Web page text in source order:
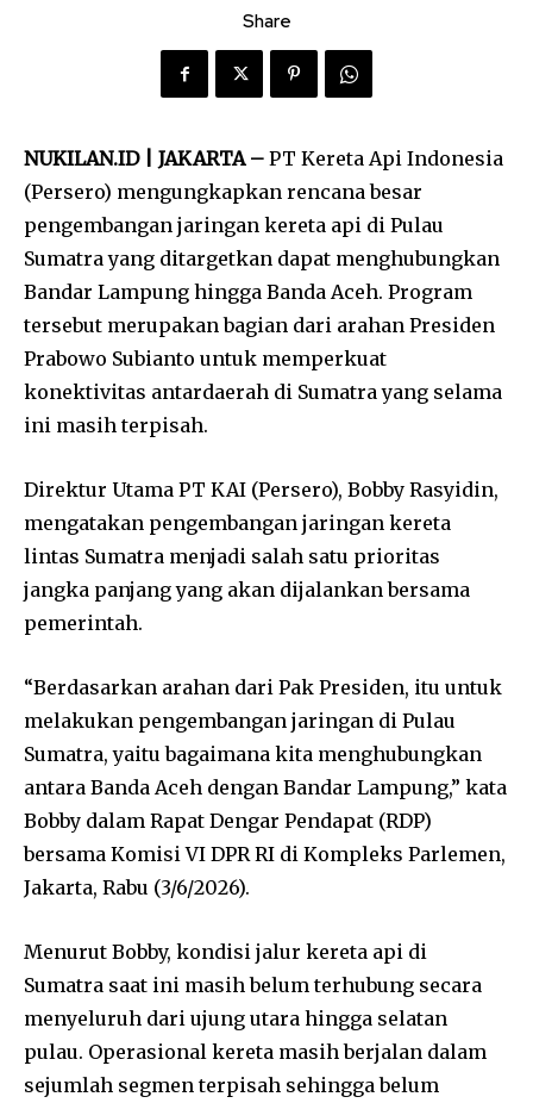
Share
NUKILAN.ID | JAKARTA – PT Kereta Api Indonesia
(Persero) mengungkapkan rencana besar
pengembangan jaringan kereta api di Pulau
Sumatra yang ditargetkan dapat menghubungkan
Bandar Lampung hingga Banda Aceh. Program
tersebut merupakan bagian dari arahan Presiden
Prabowo Subianto untuk memperkuat
konektivitas antardaerah di Sumatra yang selama
ini masih terpisah.
Direktur Utama PT KAI (Persero), Bobby Rasyidin,
mengatakan pengembangan jaringan kereta
lintas Sumatra menjadi salah satu prioritas
jangka panjang yang akan dijalankan bersama
pemerintah.
“Berdasarkan arahan dari Pak Presiden, itu untuk
melakukan pengembangan jaringan di Pulau
Sumatra, yaitu bagaimana kita menghubungkan
antara Banda Aceh dengan Bandar Lampung,” kata
Bobby dalam Rapat Dengar Pendapat (RDP)
bersama Komisi VI DPR RI di Kompleks Parlemen,
Jakarta, Rabu (3/6/2026).
Menurut Bobby, kondisi jalur kereta api di
Sumatra saat ini masih belum terhubung secara
menyeluruh dari ujung utara hingga selatan
pulau. Operasional kereta masih berjalan dalam
sejumlah segmen terpisah sehingga belum